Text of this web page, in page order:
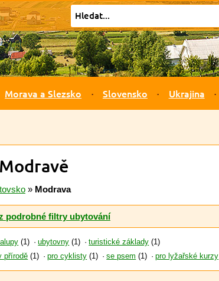
Morava a Slezsko Slovensko Ukrajina
» Modrava
podrobné filtry ubytování
(1) ubytovny (1) turistické základy (1)
přírodě (1) pro cyklisty (1) se psem (1) pro lyžařské kurzy